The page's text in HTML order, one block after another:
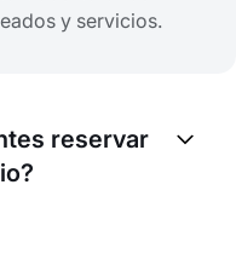
y servicios.
reservar